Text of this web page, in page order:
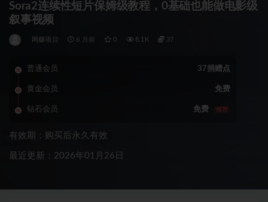
Sora2连续性短片保姆级教程，0基础也能做电影级
叙事视频
网赚项目 6 月前 0 8.1K 37
普通会员 37捐赠点
黄金会员 免费
钻石会员 免费 推荐
有效期：购买后永久有效
最近更新：2026年01月26日